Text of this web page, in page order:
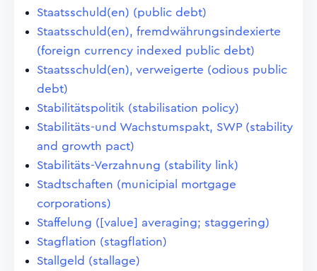
Staatsschuld(en) (public debt)
Staatsschuld(en), fremdwährungsindexierte
(foreign currency indexed public debt)
Staatsschuld(en), verweigerte (odious public
debt)
Stabilitätspolitik (stabilisation policy)
Stabilitäts-und Wachstumspakt, SWP (stability
and growth pact)
Stabilitäts-Verzahnung (stability link)
Stadtschaften (municipial mortgage
corporations)
Staffelung ([value] averaging; staggering)
Stagflation (stagflation)
Stallgeld (stallage)